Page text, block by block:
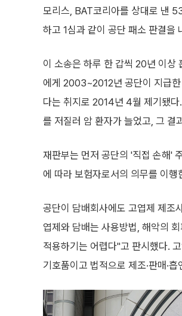
모리스, BAT코리아를 상대로 낸
하고 1심과 같이 공단 패소 판결을
이 소송은 하루 한 갑씩 20년 이상
에게 2003~2012년 공단이 지급
다는 취지로 2014년 4월 제기됐다
를 저질러 암 환자가 늘었고, 그 결
재판부는 먼저 공단의 '직접 손해'
에 따라 보험자로서의 의무를 이
공단이 담배회사에도 고엽제 제조
엽제와 담배는 사용방법, 해악의
적용하기는 어렵다"고 판시했다.
기호품이고 법적으로 제조·판매·